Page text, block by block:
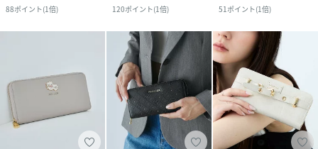
88ポイント(1倍)
120ポイント(1倍)
51ポイント(1倍)